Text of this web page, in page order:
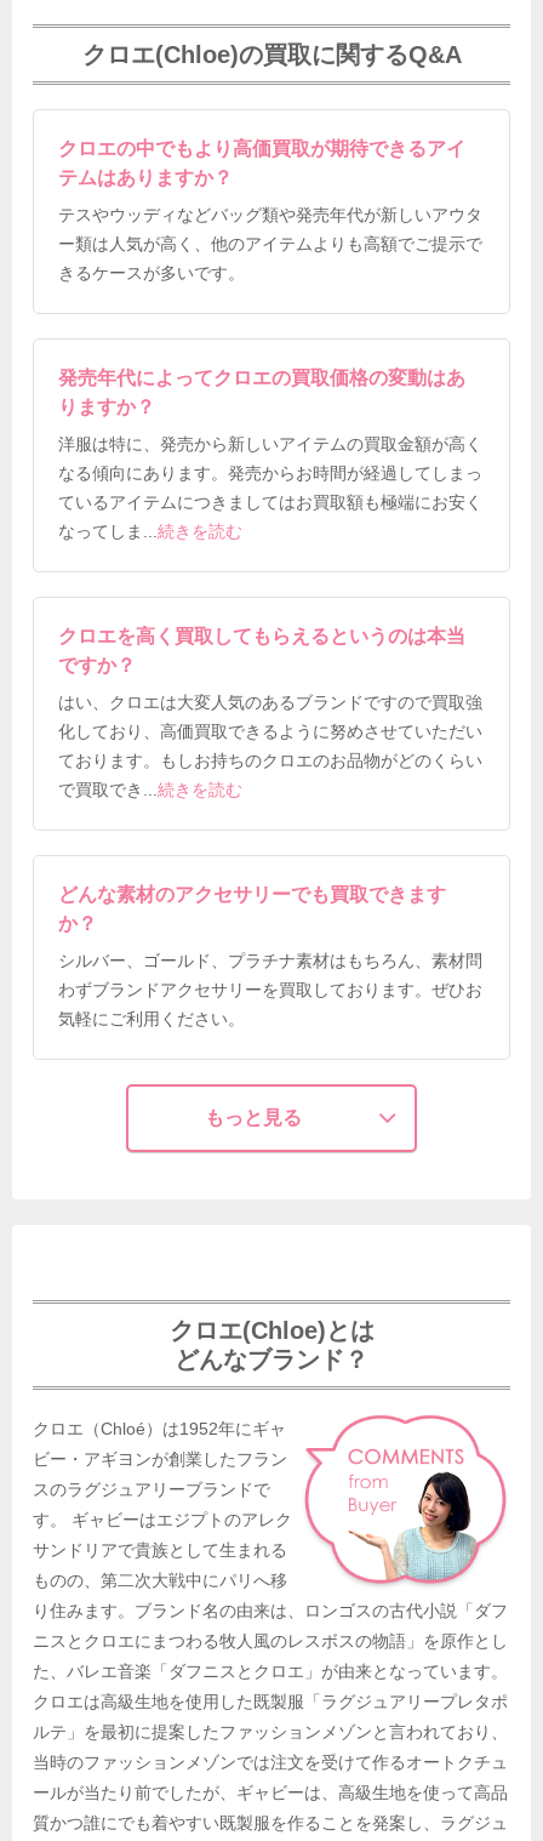
クロエ(Chloe)の買取に関するQ&A
クロエの中でもより高価買取が期待できるアイ
テムはありますか？
テスやウッディなどバッグ類や発売年代が新しいアウタ
ー類は人気が高く、他のアイテムよりも高額でご提示で
きるケースが多いです。
発売年代によってクロエの買取価格の変動はあ
りますか？
洋服は特に、発売から新しいアイテムの買取金額が高く
なる傾向にあります。発売からお時間が経過してしまっ
ているアイテムにつきましてはお買取額も極端にお安く
なってしま ...続きを読む
クロエを高く買取してもらえるというのは本当
ですか？
はい、クロエは大変人気のあるブランドですので買取強
化しており、高価買取できるように努めさせていただい
ております。もしお持ちのクロエのお品物がどのくらい
で買取でき
...続きを読む
どんな素材のアクセサリーでも買取できます
か？
シルバー、ゴールド、プラチナ素材はもちろん、素材問
わずブランドアクセサリーを買取しております。ぜひお
気軽にご利用ください。
もっと見る
クロエ(Chloe)とは
どんなブランド？
クロエ（Chloé）は1952年にギャ
ビー・アギヨンが創業したフラン
スのラグジュアリーブランドで
す。 ギャビーはエジプトのアレク
サンドリアで貴族として生まれる
ものの、第二次大戦中にパリへ移
り住みます。ブランド名の由来は、ロンゴスの古代小説「ダフ
ニスとクロエにまつわる牧人風のレスボスの物語」を原作とし
た、バレエ音楽「ダフニスとクロエ」が由来となっています。
クロエは高級生地を使用した既製服「ラグジュアリープレタポ
ルテ」を最初に提案したファッションメゾンと言われており、
当時のファッションメゾンでは注文を受けて作るオートクチュ
ールが当たり前でしたが、ギャビーは、高級生地を使って高品
質かつ誰にでも着やすい既製服を作ることを発案し、ラグジュ